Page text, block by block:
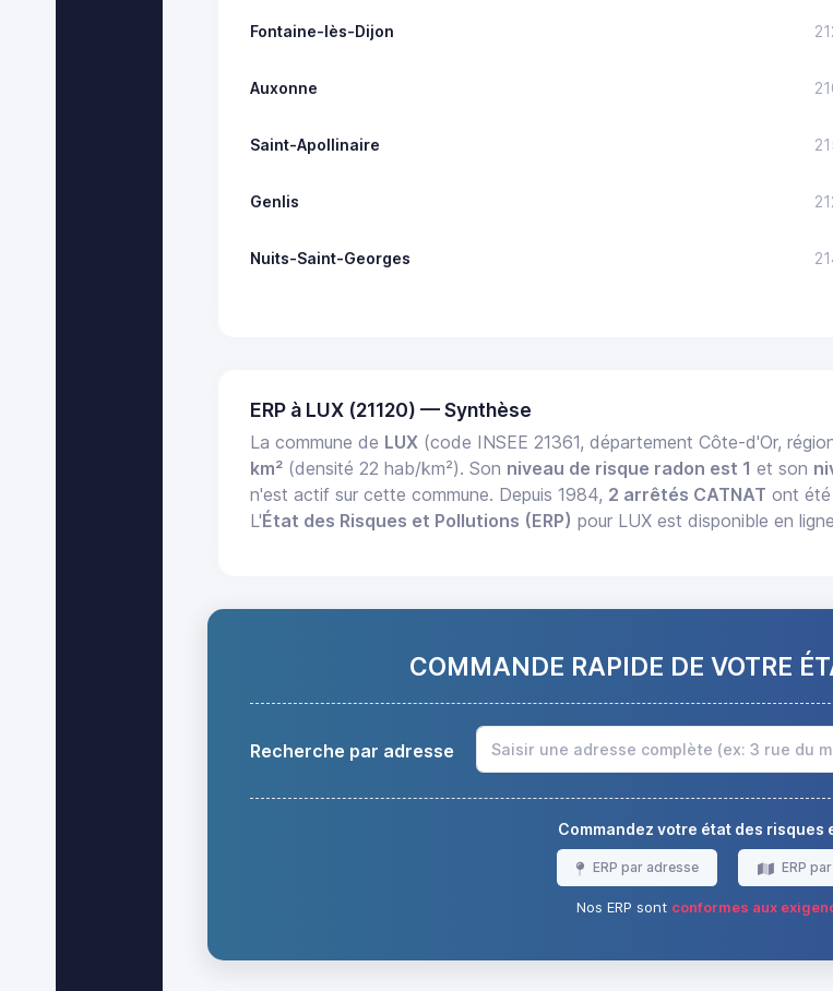
Fontaine-lès-Dijon
Auxonne
Saint-Apollinaire
Genlis
Nuits-Saint-Georges
ERP à LUX (21120) — Synthèse
La commune de LUX (code INSEE 21361, département Côte-d'Or,
km² (densité 22 hab/km²). Son niveau de risque radon est 1 et son
n'est actif sur cette commune. Depuis 1984, 2 arrêtés CATNAT ont été
L'État des Risques et Pollutions (ERP) pour LUX est disponible en
COMMANDE RAPIDE DE VOTRE
Recherche par adresse
Commandez votre état des
ERP par adresse ERP
Nos ERP sont conformes aux